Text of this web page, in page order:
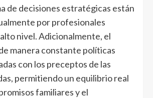
de decisiones estratégicas están
por profesionales
nivel. Adicionalmente, el
manera constante políticas
con los preceptos de las
permitiendo un equilibrio real
familiares y el